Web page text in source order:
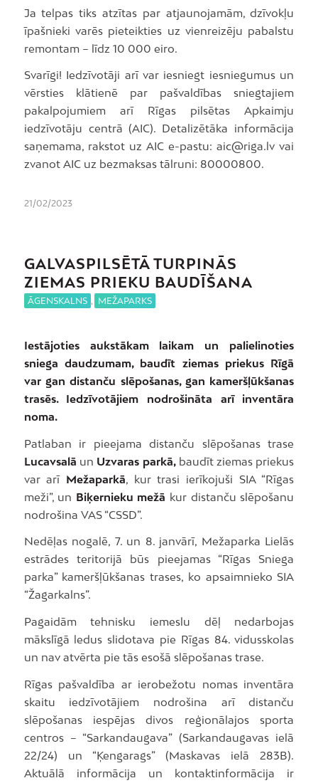
Ja telpas tiks atzītas par atjaunojamām, dzīvokļu
īpašnieki varēs pieteikties uz vienreizēju pabalstu
remontam – līdz 10 000 eiro.
Svarīgi! Iedzīvotāji arī var iesniegt iesniegumus un
vērsties klātienē par pašvaldības sniegtajiem
pakalpojumiem arī Rīgas pilsētas Apkaimju
iedzīvotāju centrā (AIC). Detalizētāka informācija
saņemama, rakstot uz AIC e-pastu: aic@riga.lv vai
zvanot AIC uz bezmaksas tālruni: 80000800.
21/02/2023
GALVASPILSĒTĀ TURPINĀS
ZIEMAS PRIEKU BAUDĪŠANA
ĀGENSKALNS , MEŽAPARKS
Iestājoties aukstākam laikam un palielinoties
sniega daudzumam, baudīt ziemas priekus Rīgā
var gan distanču slēpošanas, gan kameršļūkšanas
trasēs. Iedzīvotājiem nodrošināta arī inventāra
noma.
Patlaban ir pieejama distanču slēpošanas trase
Lucavsalā un Uzvaras parkā,baudīt ziemas priekus
var arī Mežaparkā, kur trasi ierīkojuši SIA “Rīgas
meži”, un Biķernieku mežā kur distanču slēpošanu
nodrošina VAS “CSSD”.
Nedēļas nogalē, 7. un 8. janvārī, Mežaparka Lielās
estrādes teritorijā būs pieejamas “Rīgas Sniega
parka” kameršļūkšanas trases, ko apsaimnieko SIA
“Žagarkalns”.
Pagaidām tehnisku iemeslu dēļ nedarbojas
mākslīgā ledus slidotava pie Rīgas 84. vidusskolas
un nav atvērta pie tās esošā slēpošanas trase.
Rīgas pašvaldība ar ierobežotu nomas inventāra
skaitu iedzīvotājiem nodrošina arī distanču
slēpošanas iespējas divos reģionālajos sporta
centros – “Sarkandaugava” (Sarkandaugavas ielā
22/24) un “Ķengarags” (Maskavas ielā 283B).
Aktuālā informācija un kontaktinformācija ir